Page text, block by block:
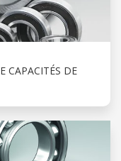
CAPACITÉS DE